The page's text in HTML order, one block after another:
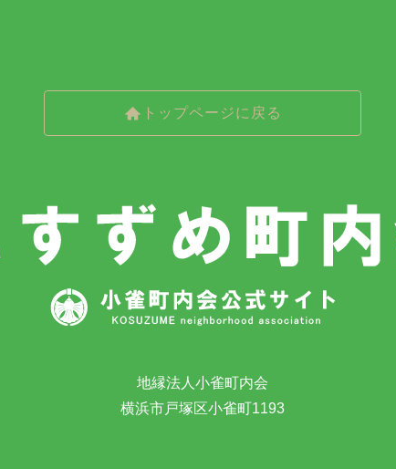
トップページに戻る
地縁法人小雀町内会
横浜市戸塚区小雀町1193